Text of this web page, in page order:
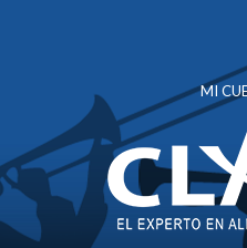
MI